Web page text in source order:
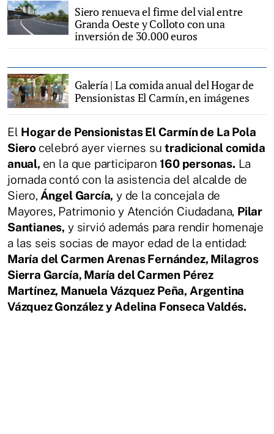
Siero renueva el firme del vial entre
Granda Oeste y Colloto con una
inversión de 30.000 euros
Galería | La comida anual del Hogar de
Pensionistas El Carmín, en imágenes
El Hogar de Pensionistas El Carmín de La Pola
Siero celebró ayer viernes sutradicional comida
anual, en la que participaron160 personas. La
jornada contó con la asistencia del alcalde de
Siero, Ángel García, y de la concejala de
Mayores, Patrimonio y Atención Ciudadana, Pilar
Santianes, y sirvió además para rendir homenaje
a las seis socias de mayor edad de la entidad:
María del Carmen Arenas Fernández, Milagros
Sierra García, María del Carmen Pérez
Martínez, Manuela Vázquez Peña, Argentina
Vázquez González y Adelina Fonseca Valdés.